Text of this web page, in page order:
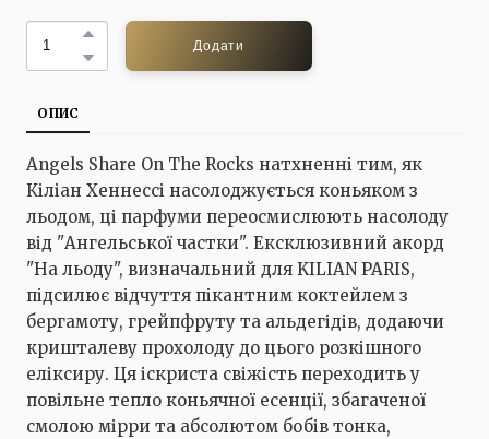
Додати
ОПИС
Angels Share On The Rocks натхненні тим, як
Кіліан Хеннессі насолоджується коньяком з
льодом, ці парфуми переосмислюють насолоду
від "Ангельської частки". Ексклюзивний акорд
"На льоду", визначальний для KILIAN PARIS,
підсилює відчуття пікантним коктейлем з
бергамоту, грейпфруту та альдегідів, додаючи
кришталеву прохолоду до цього розкішного
еліксиру. Ця іскриста свіжість переходить у
повільне тепло коньячної есенції, збагаченої
смолою мірри та абсолютом бобів тонка,